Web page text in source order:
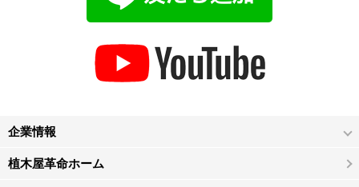
企業情報
植木屋革命ホーム